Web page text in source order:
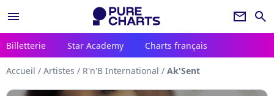
menu newsletter search
Billetterie Star Academy Charts français
Accueil / Artistes / R'n'B International / Ak'Sent